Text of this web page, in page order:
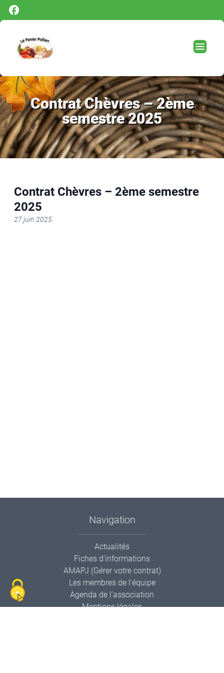
Contrat Chèvres – 2ème
semestre 2025
Contrat Chèvres – 2ème semestre
2025
27 juin 2025
Navigation
Actualités
Fiches d’informations
AMAPJ (Gérer votre contrat)
Les membres de l’équipe
Agenda de l’association
Mentions légales
Panneau de gestion des cookies